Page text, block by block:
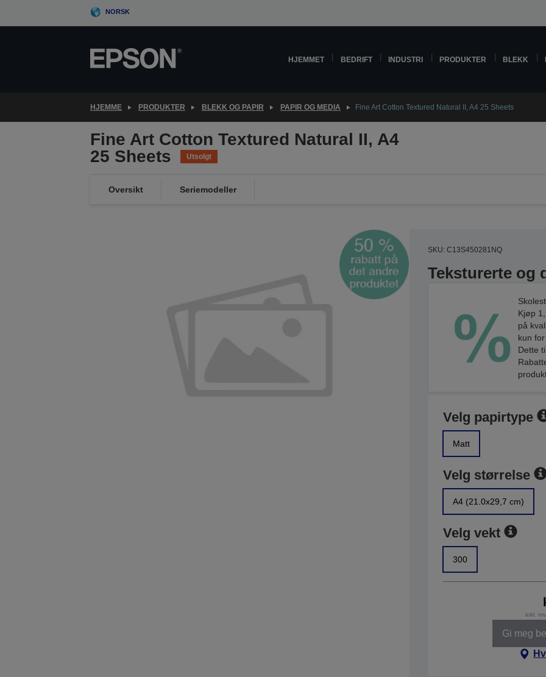
NORSK
HJEMMET BEDRIFT INDUSTRI PRODUKTER BLEKK
HJEMME PRODUKTER BLEKK OG PAPIR PAPIR OG MEDIA Fine Art Cotton Textured Natural II, A4 25 Sheets
Fine Art Cotton Textured Natural II, A4
25 Sheets
Utsolgt
Oversikt Seriemodeller
SKU: C13S450281NQ
Teksturerte og
Kjøp
på
kun
Dette
Velg papirtype
Matt
Velg størrelse
A4 (21.0x29,7 cm)
Velg vekt
300
inkl.
Gi meg